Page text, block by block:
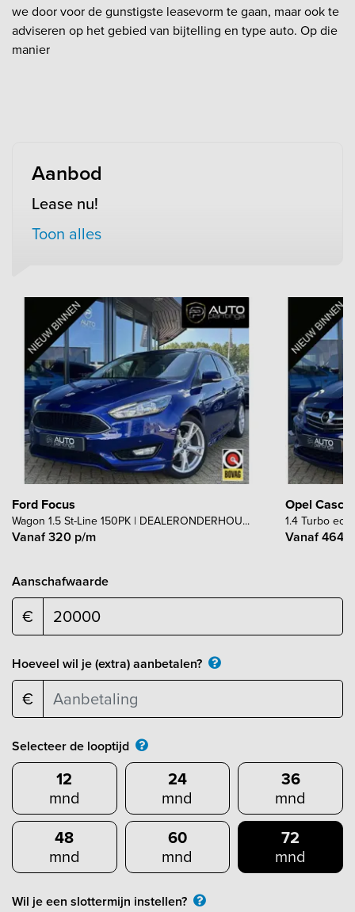
we door voor de gunstigste leasevorm te gaan, maar ook te
adviseren op het gebied van bijtelling en type auto. Op die
manier
Aanbod
Lease nu!
Toon alles
Ford Focus
Wagon 1.5 St-Line 150PK | DEALERONDERHOU...
Vanaf 320 p/m
Opel
1.4 Turbo
Vanaf 464
Aanschafwaarde
€
Hoeveel wil je (extra) aanbetalen?
€
Selecteer de looptijd
12
mnd
24
mnd
36
mnd
48
mnd
60
mnd
72
mnd
Wil je een slottermijn instellen?